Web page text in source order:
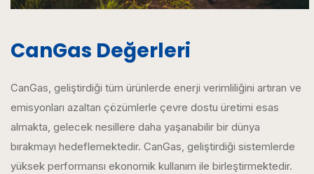
CanGas Değerleri
CanGas, geliştirdiği tüm ürünlerde enerji verimliliğini artıran ve
emisyonları azaltan çözümlerle çevre dostu üretimi esas
almakta, gelecek nesillere daha yaşanabilir bir dünya
bırakmayı hedeflemektedir. CanGas, geliştirdiği sistemlerde
yüksek performansı ekonomik kullanım ile birleştirmektedir.